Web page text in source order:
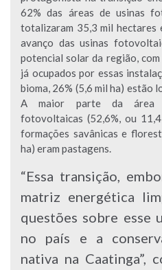
62% das áreas de usinas
totalizaram 35,3 mil hectares
avanço das usinas
potencial solar da região,
já ocupados por essas
bioma, 26% (5,6 mil ha) estão
A maior parte da área
fotovoltaicas (52,6%, ou
formações savânicas e
ha) eram pastagens.
“Essa transição,
matriz energética
questões sobre esse
no país e a
nativa na Caatinga”,